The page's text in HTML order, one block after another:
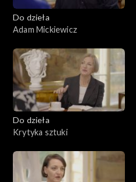
Do dzieła
Adam Mickiewicz
Do dzieła
Krytyka sztuki